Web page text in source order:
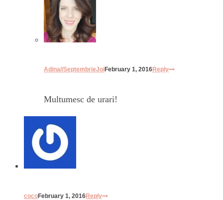
Adina//SeptembrieJoiFebruary 1, 2016Reply
Multumesc de urari!
cocoFebruary 1, 2016Reply